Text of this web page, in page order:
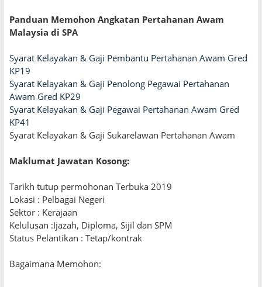
Panduan Memohon Angkatan Pertahanan Awam
Malaysia di SPA
Syarat Kelayakan & Gaji Pembantu Pertahanan Awam Gred
KP19
Syarat Kelayakan & Gaji Penolong Pegawai Pertahanan
Awam Gred KP29
Syarat Kelayakan & Gaji Pegawai Pertahanan Awam Gred
KP41
Syarat Kelayakan & Gaji Sukarelawan Pertahanan Awam
Maklumat Jawatan Kosong:
Tarikh tutup permohonan Terbuka 2019
Lokasi : Pelbagai Negeri
Sektor : Kerajaan
Kelulusan :Ijazah, Diploma, Sijil dan SPM
Status Pelantikan : Tetap/kontrak
Bagaimana Memohon: